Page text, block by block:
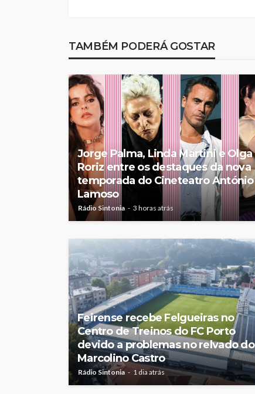
TAMBÉM PODERÁ GOSTAR
Jorge Palma, Linda Martini e Olga
Roriz entre os destaques da nova
temporada do Cineteatro António
Lamoso
Rádio Sintonia 3 horas atrás
Feirense recebe Felgueiras no
Centro de Treinos do FC Porto
devido a problemas no relvado do
Marcolino Castro
Rádio Sintonia 1 dia atrás